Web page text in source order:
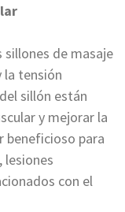
sillones de masaje
la tensión
sillón están
y mejorar la
beneficioso para
lesiones
con el